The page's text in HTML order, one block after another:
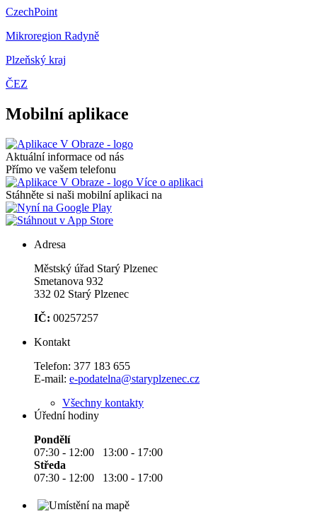
CzechPoint
Mikroregion Radyně
Plzeňský kraj
ČEZ
Mobilní aplikace
Aktuální informace od nás
Přímo ve vašem telefonu
Více o aplikaci
Stáhněte si naši mobilní aplikaci na
Adresa
Městský úřad Starý Plzenec
Smetanova 932
332 02 Starý Plzenec
IČ: 00257257
Kontakt
Telefon: 377 183 655
E-mail: e-podatelna@staryplzenec.cz
Všechny kontakty
Úřední hodiny
Pondělí
07:30 - 12:00 13:00 - 17:00
Středa
07:30 - 12:00 13:00 - 17:00